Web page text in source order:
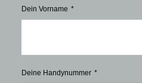
Dein Vorname
Deine Handynummer